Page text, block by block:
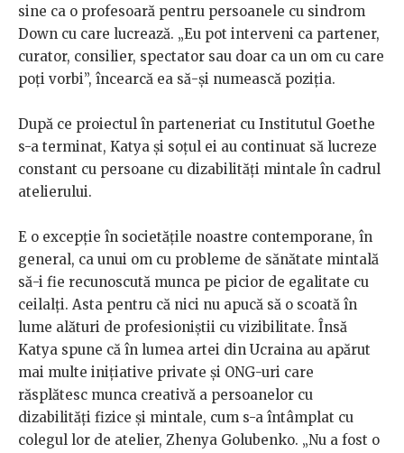
sine ca o profesoară pentru persoanele cu sindrom
Down cu care lucrează. „Eu pot interveni ca partener,
curator, consilier, spectator sau doar ca un om cu care
poți vorbi”, încearcă ea să-și numească poziția.
După ce proiectul în parteneriat cu Institutul Goethe
s-a terminat, Katya și soțul ei au continuat să lucreze
constant cu persoane cu dizabilități mintale în cadrul
atelierului.
E o excepție în societățile noastre contemporane, în
general, ca unui om cu probleme de sănătate mintală
să-i fie recunoscută munca pe picior de egalitate cu
ceilalți. Asta pentru că nici nu apucă să o scoată în
lume alături de profesioniștii cu vizibilitate. Însă
Katya spune că în lumea artei din Ucraina au apărut
mai multe inițiative private și ONG-uri care
răsplătesc munca creativă a persoanelor cu
dizabilități fizice și mintale, cum s-a întâmplat cu
colegul lor de atelier, Zhenya Golubenko. „Nu a fost o